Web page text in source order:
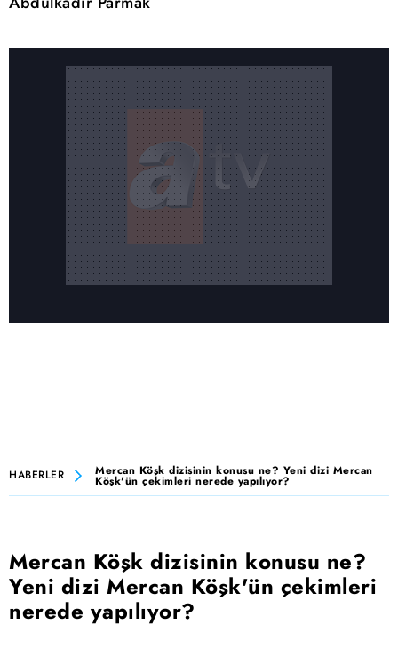
HABERLER Mercan Köşk dizisinin konusu ne? Yeni dizi Mercan
Köşk'ün çekimleri nerede yapılıyor?
Mercan Köşk dizisinin konusu ne?
Yeni dizi Mercan Köşk'ün çekimleri
nerede yapılıyor?